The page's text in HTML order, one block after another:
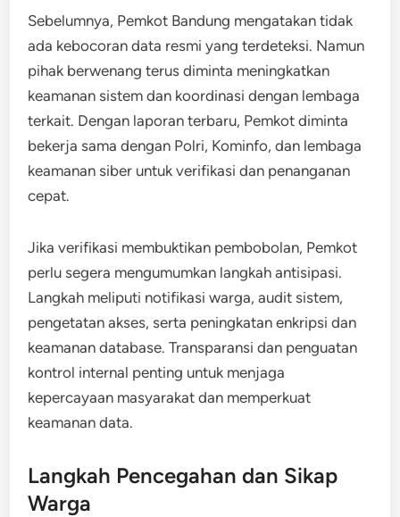
Sebelumnya, Pemkot Bandung mengatakan tidak
ada kebocoran data resmi yang terdeteksi. Namun
pihak berwenang terus diminta meningkatkan
keamanan sistem dan koordinasi dengan lembaga
terkait. Dengan laporan terbaru, Pemkot diminta
bekerja sama dengan Polri, Kominfo, dan lembaga
keamanan siber untuk verifikasi dan penanganan
cepat.
Jika verifikasi membuktikan pembobolan, Pemkot
perlu segera mengumumkan langkah antisipasi.
Langkah meliputi notifikasi warga, audit sistem,
pengetatan akses, serta peningkatan enkripsi dan
keamanan database. Transparansi dan penguatan
kontrol internal penting untuk menjaga
kepercayaan masyarakat dan memperkuat
keamanan data.
Langkah Pencegahan dan Sikap
Warga